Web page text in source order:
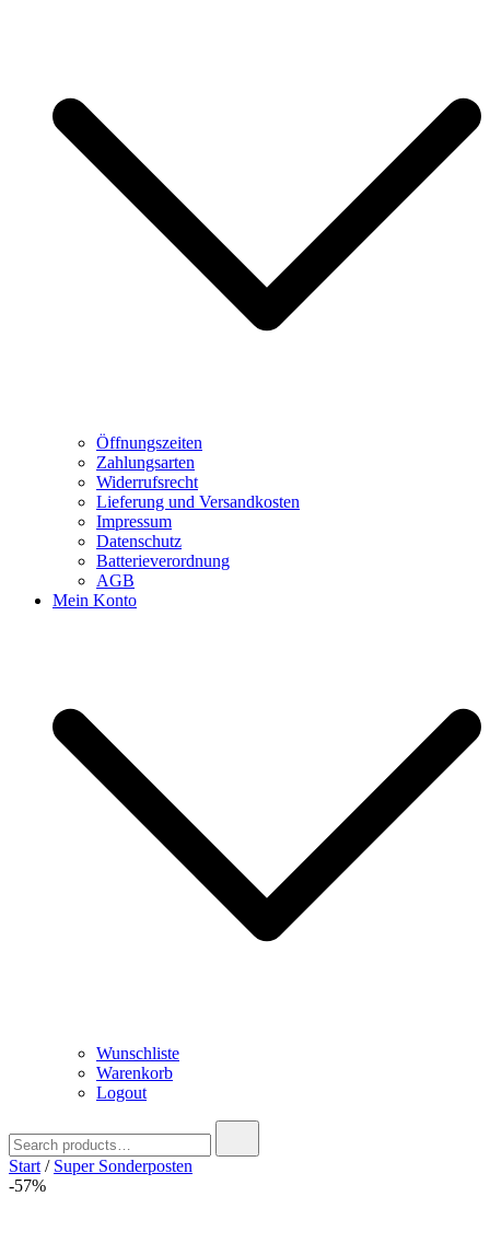
Öffnungszeiten
Zahlungsarten
Widerrufsrecht
Lieferung und Versandkosten
Impressum
Datenschutz
Batterieverordnung
AGB
Mein Konto
Wunschliste
Warenkorb
Logout
for:
Start / Super Sonderposten
-57%